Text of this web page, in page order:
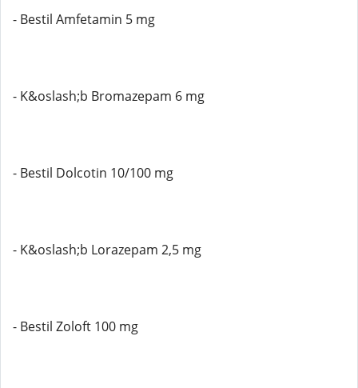
- Bestil Amfetamin 5 mg
- K&oslash;b Bromazepam 6 mg
- Bestil Dolcotin 10/100 mg
- K&oslash;b Lorazepam 2,5 mg
- Bestil Zoloft 100 mg